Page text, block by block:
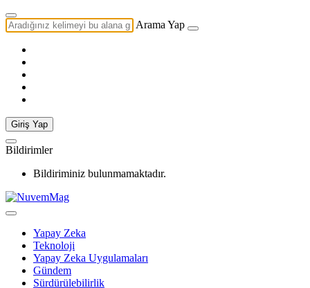
Arama Yap
Giriş Yap
Bildirimler
Bildiriminiz bulunmamaktadır.
Yapay Zeka
Teknoloji
Yapay Zeka Uygulamaları
Gündem
Sürdürülebilirlik